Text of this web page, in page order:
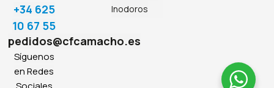
+34 625
10 67 55
pedidos@cfcamacho.es
Síguenos
en Redes
Inodoros